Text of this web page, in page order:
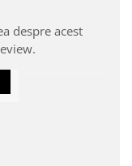
despre acest